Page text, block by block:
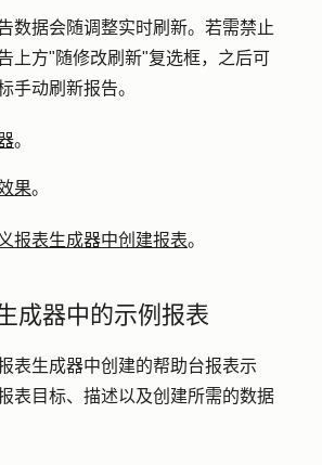
数据会随调整实时刷新。若需禁止
上方"随修改刷新"复选框，之后可
手动刷新报告。
。
果。
报表生成器中创建报表。
成器中的示例报表
表生成器中创建的帮助台报表示
表目标、描述以及创建所需的数据